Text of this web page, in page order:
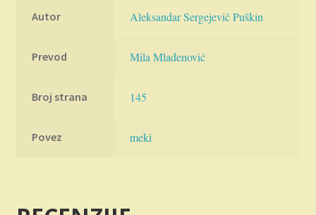
Autor Aleksandar Sergejevič Puškin
Prevod Mila Mladenović
Broj strana 145
Povez meki